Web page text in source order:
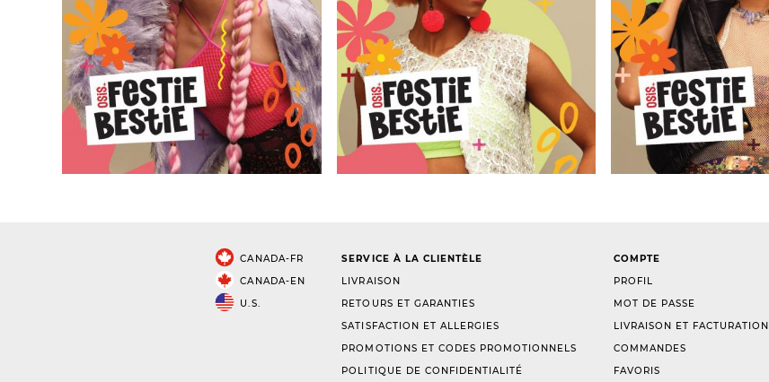
CANADA-FR
CANADA-EN
U.S.
SERVICE À LA CLIENTÈLE
LIVRAISON
RETOURS ET GARANTIES
SATISFACTION ET ALLERGIES
PROMOTIONS ET CODES PROMOTIONNELS
POLITIQUE DE CONFIDENTIALITÉ
COMPTE
PROFIL
MOT DE PASSE
LIVRAISON ET FACTURATION
COMMANDES
FAVORIS